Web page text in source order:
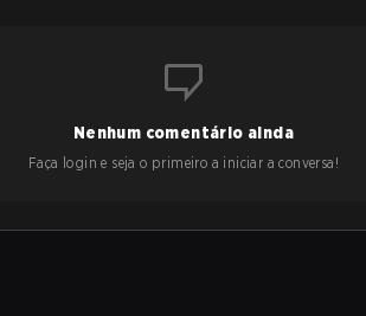
Nenhum comentário ainda
Faça login e seja o primeiro a iniciar a conversa!